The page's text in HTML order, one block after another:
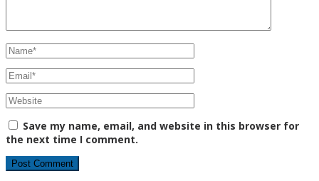
Save my name, email, and website in this browser for
the next time I comment.